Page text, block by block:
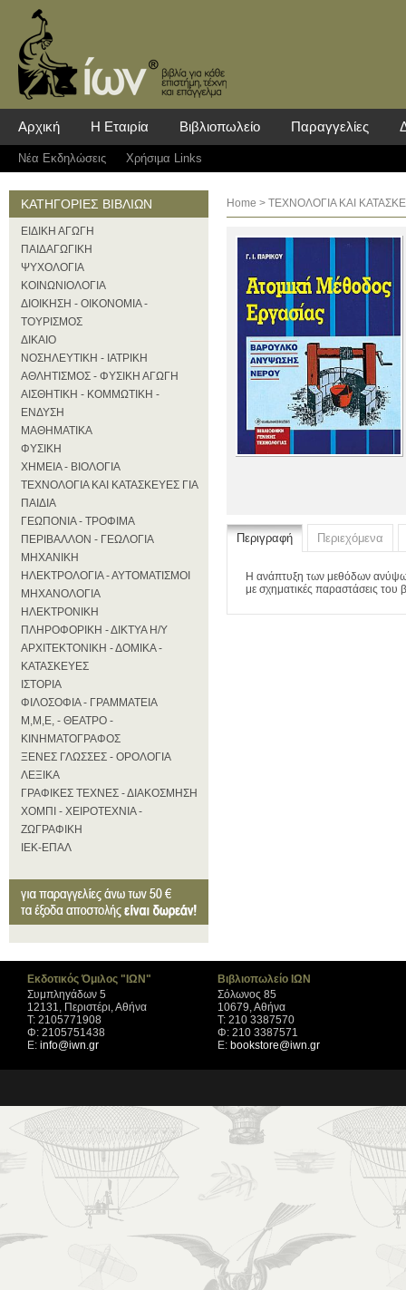
Αρχική Η Εταιρία Βιβλιοπωλείο Παραγγελίες
Νέα Eκδηλώσεις Χρήσιμα Links
ΚΑΤΗΓΟΡΙΕΣ ΒΙΒΛΙΩΝ
ΕΙΔΙΚΗ ΑΓΩΓΗ
ΠΑΙΔΑΓΩΓΙΚΗ
ΨΥΧΟΛΟΓΙΑ
ΚΟΙΝΩΝΙΟΛΟΓΙΑ
ΔΙΟΙΚΗΣΗ - ΟΙΚΟΝΟΜΙΑ -
ΤΟΥΡΙΣΜΟΣ
ΔΙΚΑΙΟ
ΝΟΣΗΛΕΥΤΙΚΗ - ΙΑΤΡΙΚΗ
ΑΘΛΗΤΙΣΜΟΣ - ΦΥΣΙΚΗ ΑΓΩΓΗ
ΑΙΣΘΗΤΙΚΗ - ΚΟΜΜΩΤΙΚΗ -
ΕΝΔΥΣΗ
ΜΑΘΗΜΑΤΙΚΑ
ΦΥΣΙΚΗ
ΧΗΜΕΙΑ - ΒΙΟΛΟΓΙΑ
ΤΕΧΝΟΛΟΓΙΑ ΚΑΙ ΚΑΤΑΣΚΕΥΕΣ ΓΙΑ
ΠΑΙΔΙΑ
ΓΕΩΠΟΝΙΑ - ΤΡΟΦΙΜΑ
ΠΕΡΙΒΑΛΛΟΝ - ΓΕΩΛΟΓΙΑ
ΜΗΧΑΝΙΚΗ
ΗΛΕΚΤΡΟΛΟΓΙΑ - ΑΥΤΟΜΑΤΙΣΜΟΙ
ΜΗΧΑΝΟΛΟΓΙΑ
ΗΛΕΚΤΡΟΝΙΚΗ
ΠΛΗΡΟΦΟΡΙΚΗ - ΔΙΚΤΥΑ Η/Υ
ΑΡΧΙΤΕΚΤΟΝΙΚΗ - ΔΟΜΙΚΑ -
ΚΑΤΑΣΚΕΥΕΣ
ΙΣΤΟΡΙΑ
ΦΙΛΟΣΟΦΙΑ - ΓΡΑΜΜΑΤΕΙΑ
Μ,Μ,Ε, - ΘΕΑΤΡΟ -
ΚΙΝΗΜΑΤΟΓΡΑΦΟΣ
ΞΕΝΕΣ ΓΛΩΣΣΕΣ - ΟΡΟΛΟΓΙΑ
ΛΕΞΙΚΑ
ΓΡΑΦΙΚΕΣ ΤΕΧΝΕΣ - ΔΙΑΚΟΣΜΗΣΗ
ΧΟΜΠΙ - ΧΕΙΡΟΤΕΧΝΙΑ -
ΖΩΓΡΑΦΙΚΗ
ΙΕΚ-ΕΠΑΛ
Home > ΤΕΧΝΟΛΟΓΙΑ ΚΑΙ
Περιγραφή Περιεχόμενα
Η ανάπτυξη των μεθόδων
με σχηματικές παραστάσεις
Εκδοτικός Όμιλος "ΙΩΝ"
Συμπληγάδων 5
12131, Περιστέρι, Αθήνα
Τ: 2105771908
Φ: 2105751438
Ε: info@iwn.gr
Βιβλιοπωλείο ΙΩΝ
Σόλωνος 85
10679, Αθήνα
Τ: 210 3387570
Φ: 210 3387571
Ε: bookstore@iwn.gr